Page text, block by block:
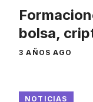
bolsa,
3 AÑOS AGO
NOTICIAS